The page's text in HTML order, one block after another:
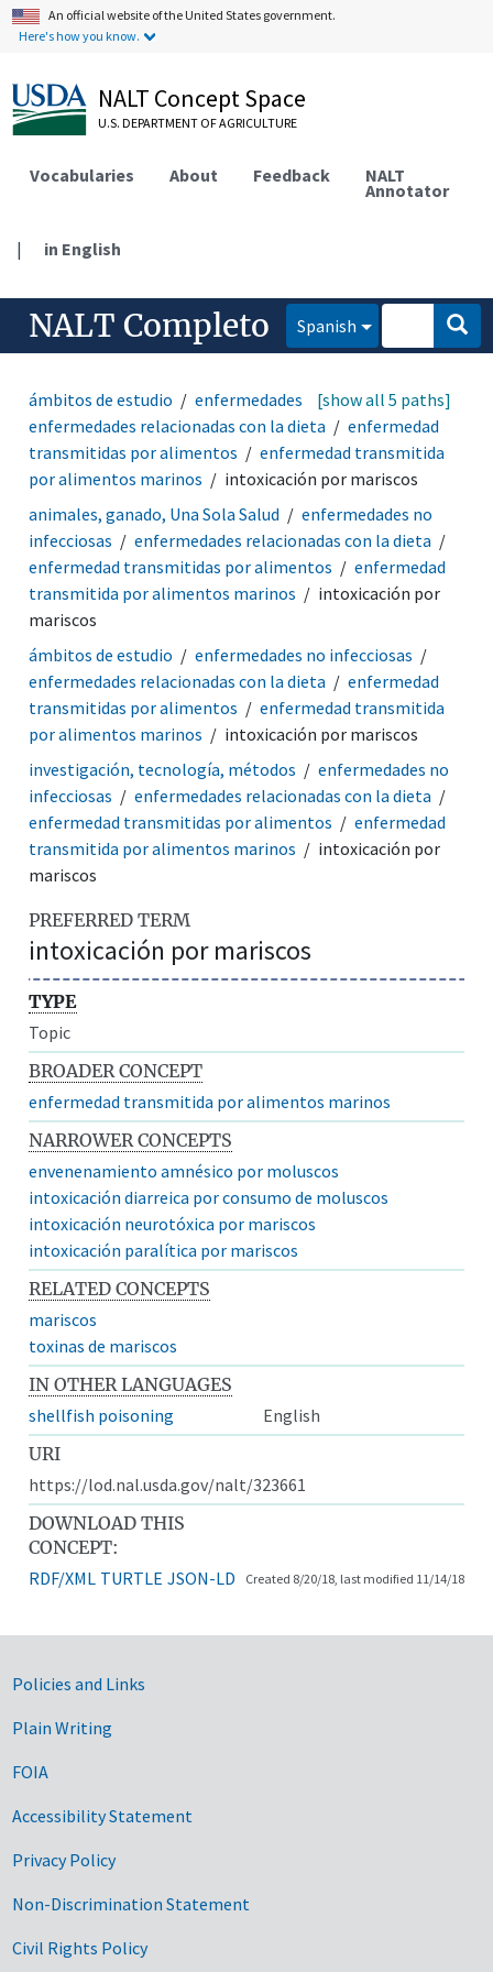
An official website of the United States government.
Here's how you know.
NALT Concept Space
U.S. DEPARTMENT OF AGRICULTURE
Vocabularies About Feedback NALT
Annotator
| in English
NALT Completo Spanish
ámbitos de estudio
enfermedades no infecciosas
enfermedades relacionadas con la dieta
enfermedad
transmitidas por alimentos
enfermedad transmitida
por alimentos marinos
intoxicación por mariscos
[show all 5 paths]
animales, ganado, Una Sola Salud
enfermedades no
infecciosas
enfermedades relacionadas con la dieta
enfermedad transmitidas por alimentos
enfermedad
transmitida por alimentos marinos
intoxicación por
mariscos
ámbitos de estudio
enfermedades no infecciosas
enfermedades relacionadas con la dieta
enfermedad
transmitidas por alimentos
enfermedad transmitida
por alimentos marinos
intoxicación por mariscos
investigación, tecnología, métodos
enfermedades no
infecciosas
enfermedades relacionadas con la dieta
enfermedad transmitidas por alimentos
enfermedad
transmitida por alimentos marinos
intoxicación por
mariscos
PREFERRED TERM
intoxicación por mariscos
TYPE
Topic
BROADER CONCEPT
enfermedad transmitida por alimentos marinos
NARROWER CONCEPTS
envenenamiento amnésico por moluscos
intoxicación diarreica por consumo de moluscos
intoxicación neurotóxica por mariscos
intoxicación paralítica por mariscos
RELATED CONCEPTS
mariscos
toxinas de mariscos
IN OTHER LANGUAGES
shellfish poisoning
English
URI
https://lod.nal.usda.gov/nalt/323661
DOWNLOAD THIS
CONCEPT:
RDF/XML TURTLE JSON-LD Created 8/20/18, last modified 11/14/18
Government Links
Policies and Links
Plain Writing
FOIA
Accessibility Statement
Privacy Policy
Non-Discrimination Statement
Civil Rights Policy